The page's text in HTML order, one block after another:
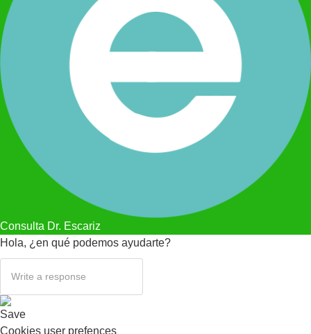
Consulta Dr. Escariz
Hola, ¿en qué podemos ayudarte?
Save
Cookies user prefences